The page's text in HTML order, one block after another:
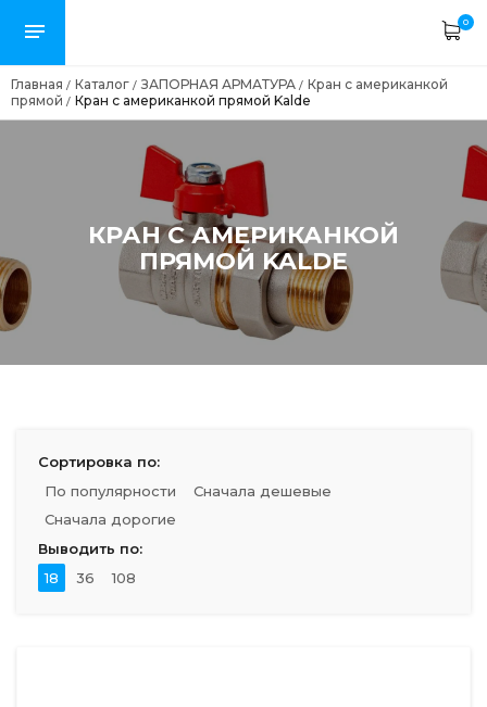
0
Главная / Каталог / ЗАПОРНАЯ АРМАТУРА / Кран с американкой
прямой / Кран с американкой прямой Kalde
КРАН С АМЕРИКАНКОЙ
ПРЯМОЙ KALDE
Сортировка по:
По популярности
Сначала дешевые
Сначала дорогие
Выводить по:
18
36 108